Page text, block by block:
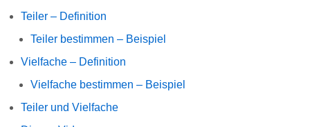
Teiler – Definition
Teiler bestimmen – Beispiel
Vielfache – Definition
Vielfache bestimmen – Beispiel
Teiler und Vielfache